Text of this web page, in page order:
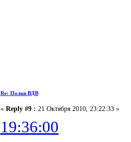
Re: Полки ВДВ
« Reply #9 : 21 Октября 2010, 23:22:33 »
19:36:00